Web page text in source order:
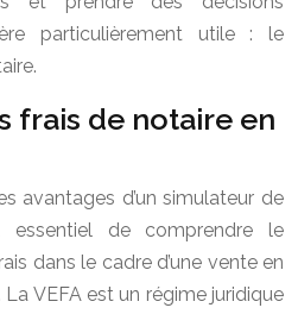
particulièrement utile : le
frais de notaire en
avantages d’un simulateur de
de comprendre le
dans le cadre d’une vente en
La VEFA est un régime juridique